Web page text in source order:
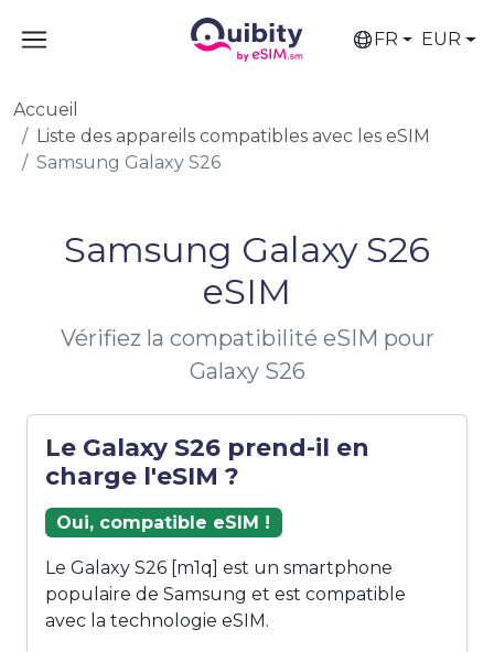
FR EUR
Accueil
Liste des appareils compatibles avec les eSIM
Samsung Galaxy S26
Samsung Galaxy S26
eSIM
Vérifiez la compatibilité eSIM pour
Galaxy S26
Le Galaxy S26 prend-il en
charge l'eSIM ?
Oui, compatible eSIM !
Le Galaxy S26 [m1q] est un smartphone
populaire de Samsung et est compatible
avec la technologie eSIM.